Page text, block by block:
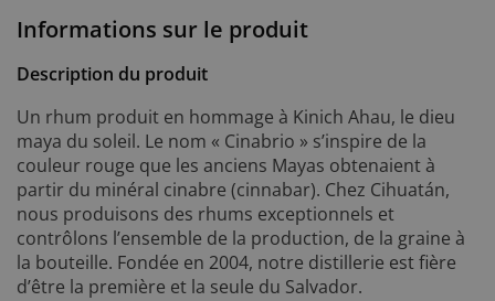
Informations sur le produit
Description du produit
Un rhum produit en hommage à Kinich Ahau, le dieu
maya du soleil. Le nom « Cinabrio » s’inspire de la
couleur rouge que les anciens Mayas obtenaient à
partir du minéral cinabre (cinnabar). Chez Cihuatán,
nous produisons des rhums exceptionnels et
contrôlons l’ensemble de la production, de la graine à
la bouteille. Fondée en 2004, notre distillerie est fière
d’être la première et la seule du Salvador.